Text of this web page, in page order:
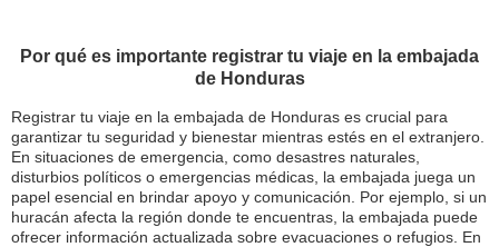
Por qué es importante registrar tu viaje en la embajada
de Honduras
Registrar tu viaje en la embajada de Honduras es crucial para
garantizar tu seguridad y bienestar mientras estés en el extranjero.
En situaciones de emergencia, como desastres naturales,
disturbios políticos o emergencias médicas, la embajada juega un
papel esencial en brindar apoyo y comunicación. Por ejemplo, si un
huracán afecta la región donde te encuentras, la embajada puede
ofrecer información actualizada sobre evacuaciones o refugios. En